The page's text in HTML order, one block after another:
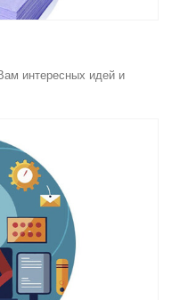
интересных идей и